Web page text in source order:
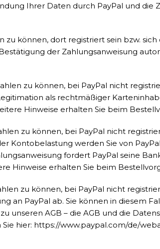
Ihrer Daten durch PayPal und die
können, dort registriert sein bzw.
der Zahlungsanweisung
zu können, bei PayPal nicht
als rechtmäßiger
Hinweise erhalten Sie beim
zu können, bei PayPal nicht
Kontobelastung werden Sie von
fordert PayPal seine
Hinweise erhalten Sie beim
zu können, bei PayPal nicht
PayPal ab. Sie können in diesem
unseren AGB – die AGB und die
hier: https://www.paypal.com/de/